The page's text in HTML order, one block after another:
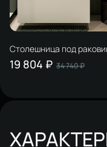
Столешница под
ванную STWORKI
французский дуб, фанера
19 804 ₽ 34 740 ₽